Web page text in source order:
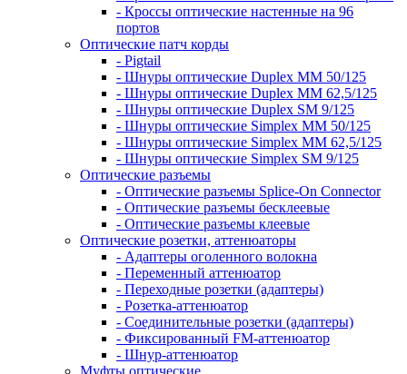
- Кроссы оптические настенные на 96
портов
Оптические патч корды
- Pigtail
- Шнуры оптические Duplex MM 50/125
- Шнуры оптические Duplex MM 62,5/125
- Шнуры оптические Duplex SM 9/125
- Шнуры оптические Simplex MM 50/125
- Шнуры оптические Simplex MM 62,5/125
- Шнуры оптические Simplex SM 9/125
Оптические разъемы
- Оптические разъемы Splice-On Connector
- Оптические разъемы бесклеевые
- Оптические разъемы клеевые
Оптические розетки, аттенюаторы
- Адаптеры оголенного волокна
- Переменный аттенюатор
- Переходные розетки (адаптеры)
- Розетка-аттенюатор
- Соединительные розетки (адаптеры)
- Фиксированный FM-аттенюатор
- Шнур-аттенюатор
Муфты оптические